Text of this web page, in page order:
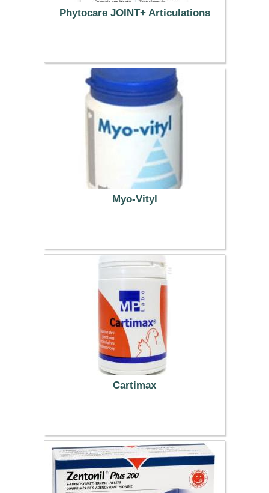
Phytocare JOINT+ Articulations
11.34 €
Myo-Vityl
13.94 €
Cartimax
41.39 €